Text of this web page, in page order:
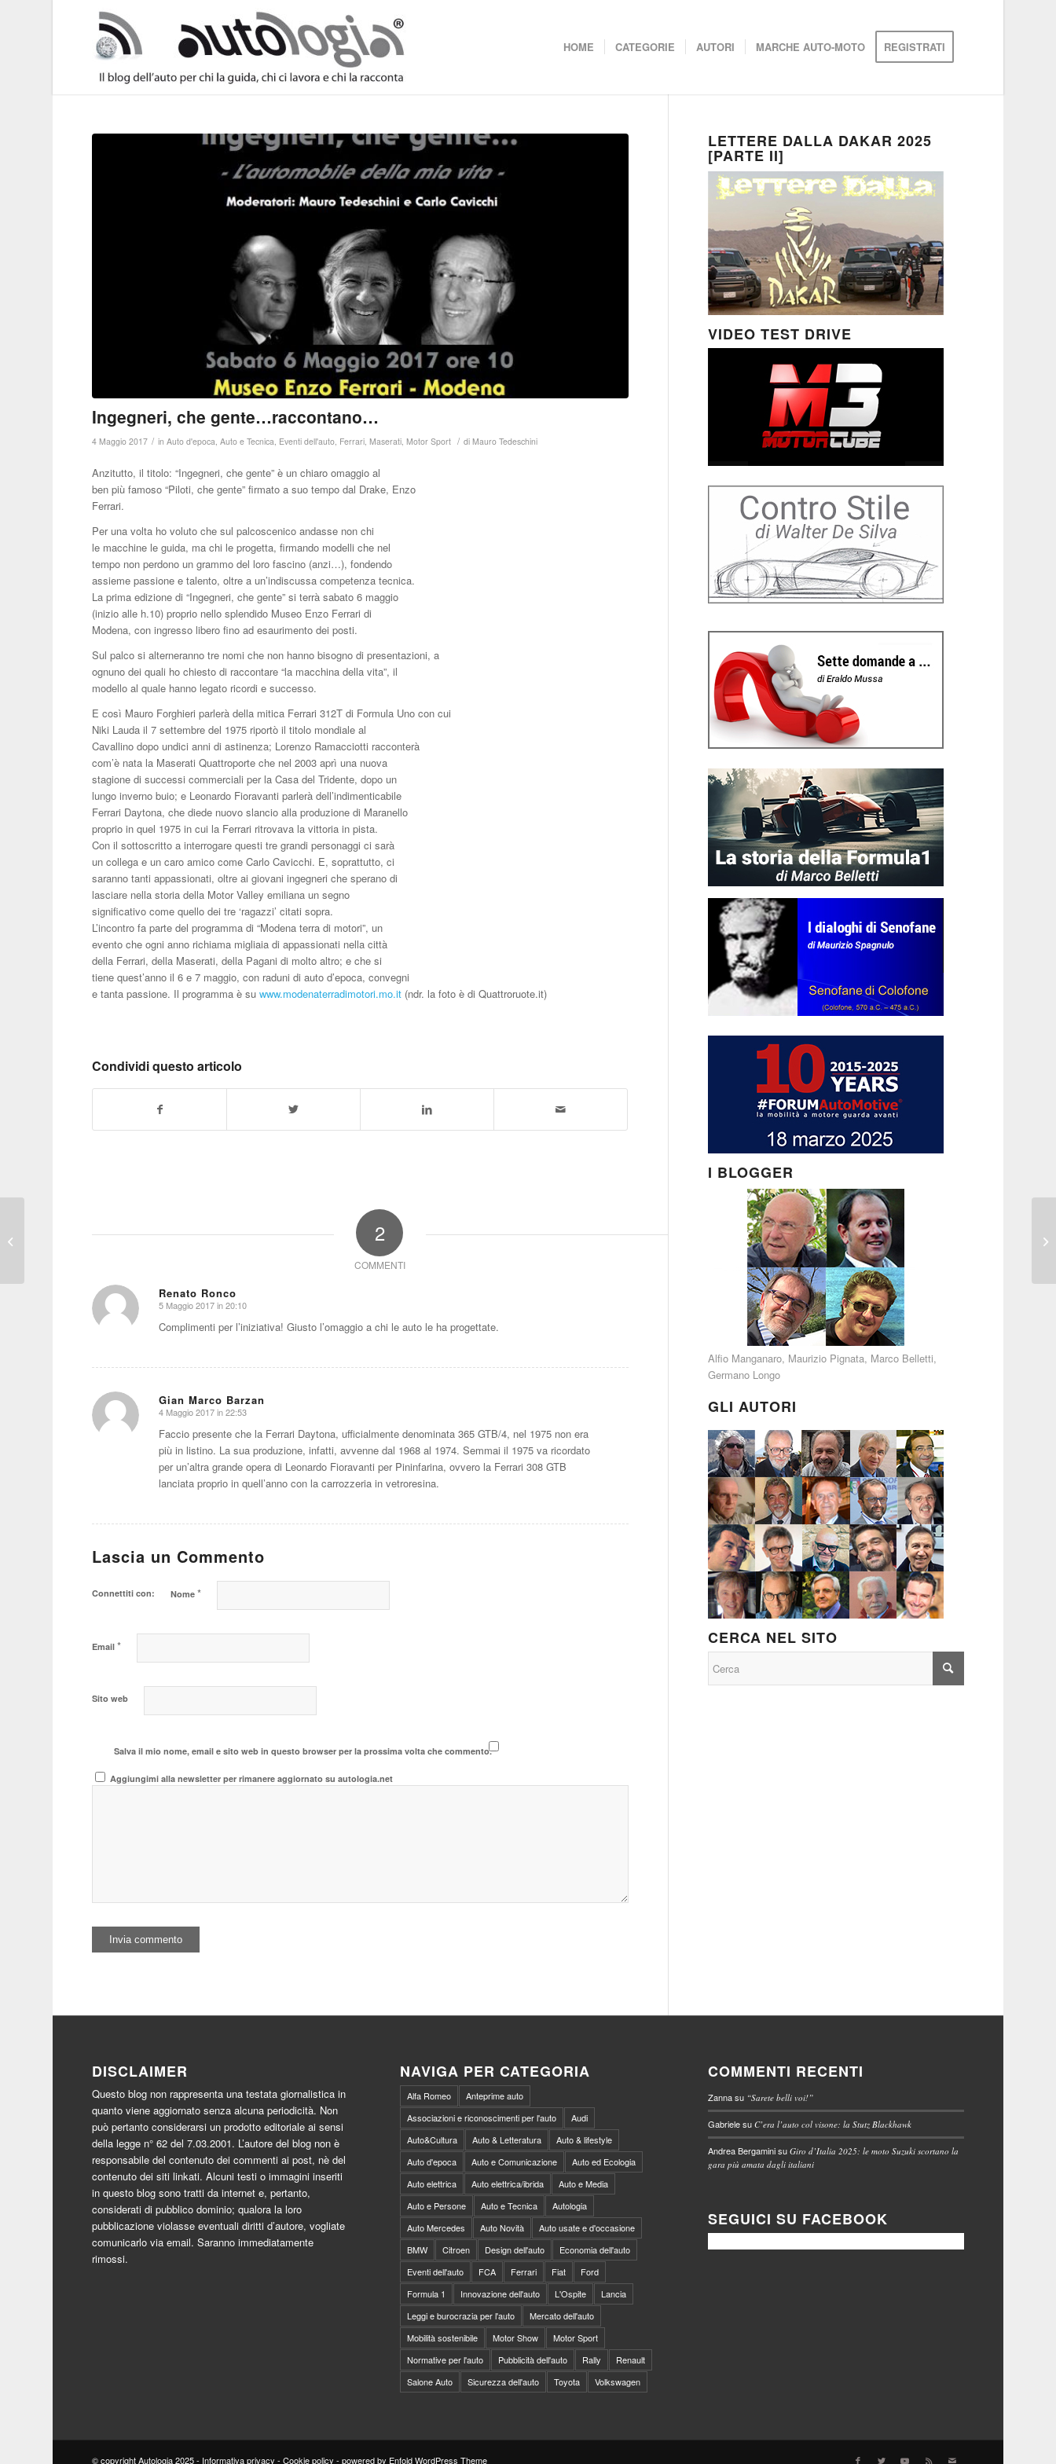
HOME CATEGORIE AUTORI MARCHE AUTO-MOTO REGISTRATI
Ingegneri, che gente…raccontano…
4 Maggio 2017 / inAuto d'epoca ,Auto e Tecnica Eventi dell'auto Ferrari ,Maserati ,Motor Sport / diMauro Tedeschini
Anzitutto, il titolo: “Ingegneri, che gente” è un chiaro omaggio al
ben più famoso “Piloti, che gente” firmato a suo tempo dal Drake, Enzo
Ferrari.
Per una volta ho voluto che sul palcoscenico andasse non chi
le macchine le guida, ma chi le progetta, firmando modelli che nel
tempo non perdono un grammo del loro fascino (anzi…), fondendo
assieme passione e talento, oltre a un’indiscussa competenza tecnica.
La prima edizione di “Ingegneri, che gente” si terrà sabato 6 maggio
(inizio alle h.10) proprio nello splendido Museo Enzo Ferrari di
Modena, con ingresso libero fino ad esaurimento dei posti.
Sul palco si alterneranno tre nomi che non hanno bisogno di presentazioni, a
ognuno dei quali ho chiesto di raccontare “la macchina della vita”, il
modello al quale hanno legato ricordi e successo.
E così Mauro Forghieri parlerà della mitica Ferrari 312T di Formula Uno con cui
Niki Lauda il 7 settembre del 1975 riportò il titolo mondiale al
Cavallino dopo undici anni di astinenza; Lorenzo Ramacciotti racconterà
com’è nata la Maserati Quattroporte che nel 2003 aprì una nuova
stagione di successi commerciali per la Casa del Tridente, dopo un
lungo inverno buio; e Leonardo Fioravanti parlerà dell’indimenticabile
Ferrari Daytona, che diede nuovo slancio alla produzione di Maranello
proprio in quel 1975 in cui la Ferrari ritrovava la vittoria in pista.
Con il sottoscritto a interrogare questi tre grandi personaggi ci sarà
un collega e un caro amico come Carlo Cavicchi. E, soprattutto, ci
saranno tanti appassionati, oltre ai giovani ingegneri che sperano di
lasciare nella storia della Motor Valley emiliana un segno
significativo come quello dei tre ‘ragazzi’ citati sopra.
L’incontro fa parte del programma di “Modena terra di motori”, un
evento che ogni anno richiama migliaia di appassionati nella città
della Ferrari, della Maserati, della Pagani di molto altro; e che si
tiene quest’anno il 6 e 7 maggio, con raduni di auto d’epoca, convegni
e tanta passione. Il programma è suwww.modenaterradimotori.mo.it (ndr. la foto è di Quattroruote.it)
Condividi questo articolo
2
COMMENTI
Renato Ronco
dice:
5 Maggio 2017 in 20:10
Complimenti per l’iniziativa! Giusto l’omaggio a chi le auto le ha progettate.
Gian Marco Barzan
dice:
4 Maggio 2017 in 22:53
Faccio presente che la Ferrari Daytona, ufficialmente denominata 365 GTB/4, nel 1975 non era
più in listino. La sua produzione, infatti, avvenne dal 1968 al 1974. Semmai il 1975 va ricordato
per un’altra grande opera di Leonardo Fioravanti per Pininfarina, ovvero la Ferrari 308 GTB
lanciata proprio in quell’anno con la carrozzeria in vetroresina.
Lascia un Commento
Connettiti con: Nome*
Email*
Sito web
Salva il mio nome, email e sito web in questo browser per la prossima volta che commento.
Aggiungimi alla newsletter per rimanere aggiornato su autologia.net
LETTERE DALLA DAKAR 2025
[PARTE II]
VIDEO TEST DRIVE
I BLOGGER
Alfio Manganaro, Maurizio Pignata, Marco Belletti,
Germano Longo
GLI AUTORI
CERCA NEL SITO
DISCLAIMER
Questo blog non rappresenta una testata giornalistica in
quanto viene aggiornato senza alcuna periodicità. Non
può pertanto considerarsi un prodotto editoriale ai sensi
della legge n° 62 del 7.03.2001. L’autore del blog non è
responsabile del contenuto dei commenti ai post, nè del
contenuto dei siti linkati. Alcuni testi o immagini inseriti
in questo blog sono tratti da internet e, pertanto,
considerati di pubblico dominio; qualora la loro
pubblicazione violasse eventuali diritti d’autore, vogliate
comunicarlo via email. Saranno immediatamente
rimossi.
NAVIGA PER CATEGORIA
Alfa Romeo
Anteprime auto
Associazioni e riconoscimenti per l'auto
Audi
Auto&Cultura
Auto & Letteratura
Auto & lifestyle
Auto d'epoca
Auto e Comunicazione
Auto ed Ecologia
Auto elettrica
Auto elettrica/ibrida
Auto e Media
Auto e Persone
Auto e Tecnica
Autologia
Auto Mercedes
Auto Novità
Auto usate e d'occasione
BMW
Citroen Design dell'auto
Economia dell'auto
Eventi dell'auto
FCA Ferrari Fiat
Ford
Formula 1
Innovazione dell'auto L'Ospite
Lancia
Leggi e burocrazia per l'auto
Mercato dell'auto
Mobilità sostenibile
Motor Show
Motor Sport
Normative per l'auto
Pubblicità dell'auto Rally
Renault
Salone Auto
Sicurezza dell'auto Toyota Volkswagen
COMMENTI RECENTI
Zannasu “Sarete belli voi!”
GabrielesuC’era l’auto col visone: la Stutz Blackhawk
Andrea BergaminisuGiro d’Italia 2025: le moto Suzuki scortano la
gara più amata dagli italiani
SEGUICI SU FACEBOOK
© copyright Autologia 2025 - Informativa privacy -Cookie policy -powered by Enfold WordPress Theme
Sette domande a